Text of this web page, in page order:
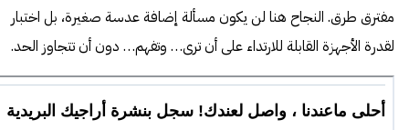
مفترق طرق. النجاح هنا لن يكون مسألة إضافة عدسة صغيرة، بل اختبار
لقدرة الأجهزة القابلة للارتداء على أن ترى… وتفهم… دون أن تتجاوز الحد.